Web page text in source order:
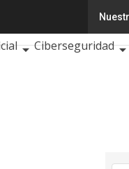
Ciberseguridad